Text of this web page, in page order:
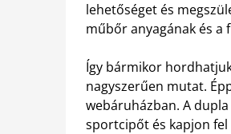
lehetőséget és
műbőr anyagának és a
Így bármikor
nagyszerűen mutat.
webáruházban. A
sportcipőt és kapjon fel